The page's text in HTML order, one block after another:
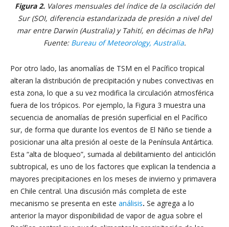
Figura 2.Valores mensuales del índice de la oscilación del
Sur (SOI, diferencia estandarizada de presión a nivel del
mar entre Darwin (Australia) y Tahití, en décimas de hPa)
Fuente: Bureau of Meteorology, Australia.
Por otro lado, las anomalías de TSM en el Pacífico tropical
alteran la distribución de precipitación y nubes convectivas en
esta zona, lo que a su vez modifica la circulación atmosférica
fuera de los trópicos. Por ejemplo, la Figura 3 muestra una
secuencia de anomalías de presión superficial en el Pacífico
sur, de forma que durante los eventos de El Niño se tiende a
posicionar una alta presión al oeste de la Península Antártica.
Esta “alta de bloqueo”, sumada al debilitamiento del anticiclón
subtropical, es uno de los factores que explican la tendencia a
mayores precipitaciones en los meses de invierno y primavera
en Chile central. Una discusión más completa de este
mecanismo se presenta en este análisis. Se agrega a lo
anterior la mayor disponibilidad de vapor de agua sobre el